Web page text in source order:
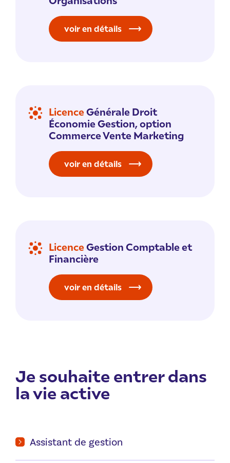
voir en détails
LicenceGénérale Droit
Économie Gestion, option
Commerce Vente Marketing
voir en détails
LicenceGestion Comptable et
Financière
voir en détails
Je souhaite entrer dans
la vie active
Assistant de gestion